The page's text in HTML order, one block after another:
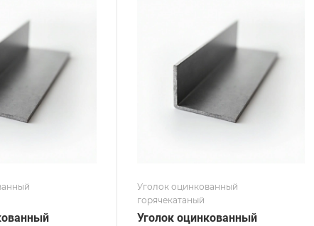
мм
мм
Марка стали
Уголок оцинкованный
горячекатаный
Уголок оцинкованный
Равнополочный
Высота, мм
160
Толщина, мм
Сплав / Марка стали
Оцинкованное